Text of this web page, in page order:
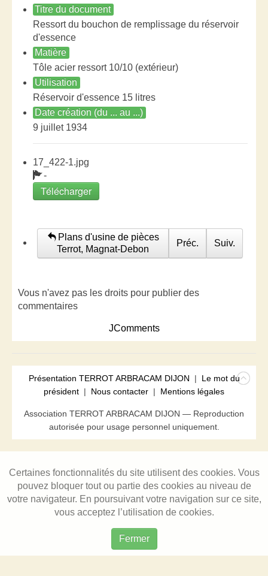
Titre du document
Ressort du bouchon de remplissage du réservoir
d'essence
Matière
Tôle acier ressort 10/10 (extérieur)
Utilisation
Réservoir d'essence 15 litres
Date création (du ... au ...)
9 juillet 1934
17_422-1.jpg
-
Télécharger
Plans d'usine de pièces
Terrot, Magnat-Debon
Préc. Suiv.
Vous n'avez pas les droits pour publier des
commentaires
JComments
Présentation TERROT ARBRACAM DIJON | Le mot du
président | Nous contacter | Mentions légales
Association TERROT ARBRACAM DIJON — Reproduction
autorisée pour usage personnel uniquement.
Certaines fonctionnalités du site utilisent des cookies. Vous
pouvez bloquer tout ou partie des cookies au niveau de
votre navigateur. En poursuivant votre navigation sur ce site,
vous acceptez l’utilisation de cookies.
Fermer